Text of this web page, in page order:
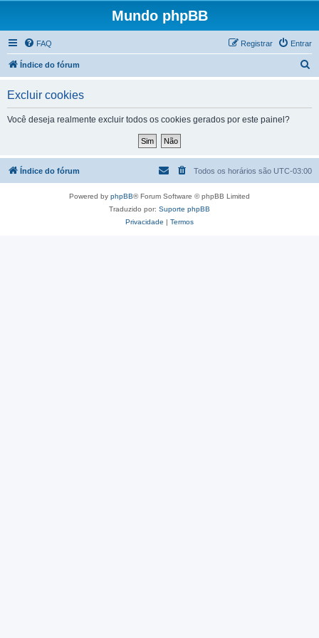
Mundo phpBB
FAQ Entrar
Registrar
Índice do fórum
a
Excluir cookies
Você deseja realmente excluir todos os cookies gerados por este painel?
Índice do fórum Todos os horários são UTC-03:00
Powered by phpBB® Forum Software © phpBB Limited
Traduzido por: Suporte phpBB
Privacidade | Termos